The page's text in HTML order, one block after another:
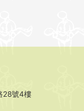
28號4樓